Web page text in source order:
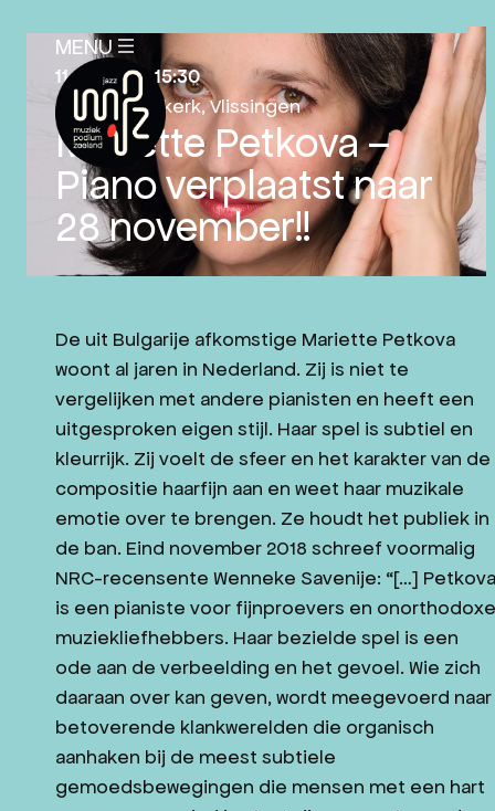
SLUITEN
X
AGENDA
PLAN JE BEZOEK
EDUCATIE
OVER ONS
ANBI-STATUS
MISSIE EN VISIE MPZ
JAZZ IN ZEELAND
CONTACT
WORD VRIEND
MENU
11-04-2021 , 15:30
Sint Jacobskerk, Vlissingen
Mariette Petkova –
Piano verplaatst naar
28 november!!
De uit Bulgarije afkomstige Mariette Petkova
woont al jaren in Nederland. Zij is niet te
vergelijken met andere pianisten en heeft een
uitgesproken eigen stijl. Haar spel is subtiel en
kleurrijk. Zij voelt de sfeer en het karakter van de
compositie haarfijn aan en weet haar muzikale
emotie over te brengen. Ze houdt het publiek in
de ban. Eind november 2018 schreef voormalig
NRC-recensente Wenneke Savenije: “[…]
is een pianiste voor fijnproevers en
muziekliefhebbers. Haar bezielde spel is een
ode aan de verbeelding en het gevoel. Wie zich
daaraan over kan geven, wordt meegevoerd naar
betoverende klankwerelden die organisch
aanhaken bij de meest subtiele
gemoedsbewegingen die mensen met een hart